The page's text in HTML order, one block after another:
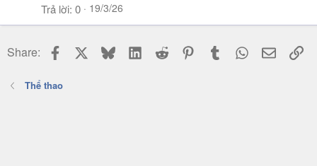
Trả lời 0 19/3/26
Share: Facebook BlueskyLinkedIn
Reddit PinterestTumblr WhatsApp
Email
Thể thao